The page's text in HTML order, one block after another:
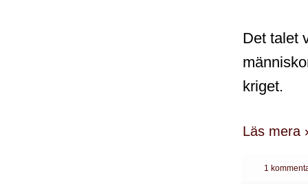
Det talet
kriget.
Läs mera
1